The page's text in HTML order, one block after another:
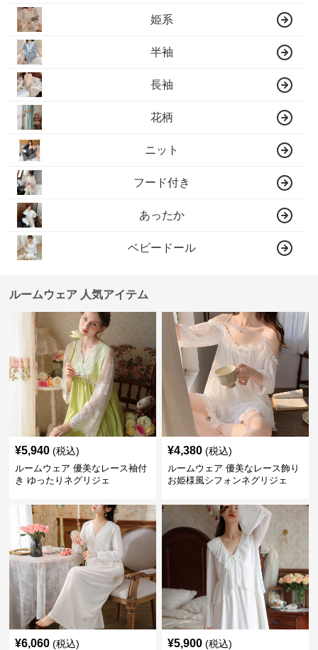
姫系
半袖
長袖
花柄
ニット
フード付き
あったか
ベビードール
ルームウェア 人気アイテム
¥5,940 (税込)
ルームウェア 優美なレース袖付
き ゆったりネグリジェ
¥4,380 (税込)
ルームウェア 優美なレース飾り
お姫様風シフォンネグリジェ
¥6,060 (税込) ¥5,900 (税込)